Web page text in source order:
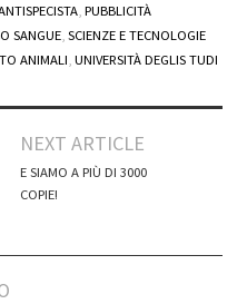
,PUBBLICITÀ
SANGUE ,SCIENZE E TECNOLOGIE
ANIMALI ,UNIVERSITÀ DEGLIS TUDI
NEXT ARTICLE
E SIAMO A PIÙ DI 3000
COPIE!